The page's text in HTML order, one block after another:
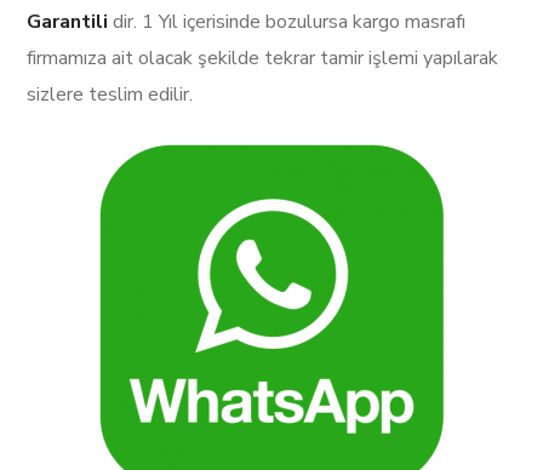
Garantilidir. 1 Yıl içerisinde bozulursa kargo masrafı
firmamıza ait olacak şekilde tekrar tamir işlemi yapılarak
sizlere teslim edilir.